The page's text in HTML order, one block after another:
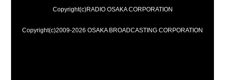
Copyright(c)RADIO OSAKA CORPORATION
Copyright(c)2009-2026 OSAKA BROADCASTING CORPORATION